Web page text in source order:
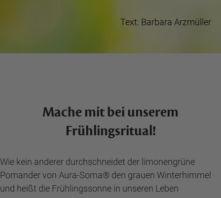
Text: Barbara Arzmüller
Mache mit bei unserem
Frühlingsritual!
Wie kein anderer durchschneidet der limonengrüne
Pomander von Aura-Soma® den grauen Winterhimmel
und heißt die Frühlingssonne in unseren Leben